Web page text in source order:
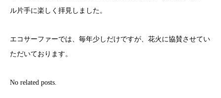
ル片手に楽しく拝見しました。
エコサーファーでは、毎年少しだけですが、花火に協賛させてい
ただいております。
No related posts.